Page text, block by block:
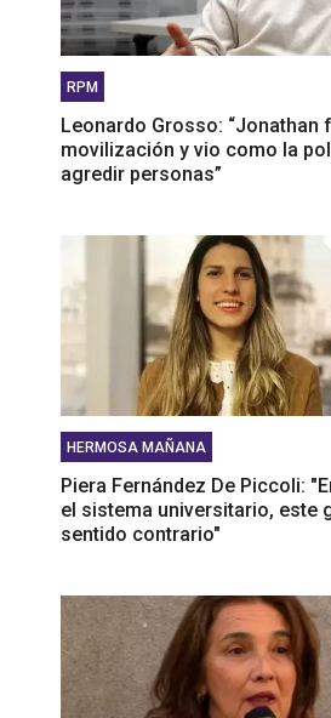
RPM
Leonardo Grosso: “Jonathan
movilización y vio como la
agredir personas”
HERMOSA MAÑANA
Piera Fernández De Piccoli:
el sistema universitario, este
sentido contrario"